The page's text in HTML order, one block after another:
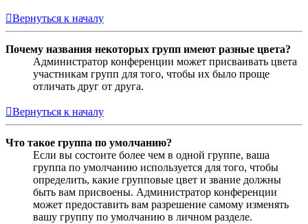
Вернуться к началу
Почему названия некоторых групп имеют разные цвета?
Администратор конференции может присваивать цвета
участникам групп для того, чтобы их было проще
отличать друг от друга.
Вернуться к началу
Что такое группа по умолчанию?
Если вы состоите более чем в одной группе, ваша
группа по умолчанию используется для того, чтобы
определить, какие групповые цвет и звание должны
быть вам присвоены. Администратор конференции
может предоставить вам разрешение самому изменять
вашу группу по умолчанию в личном разделе.